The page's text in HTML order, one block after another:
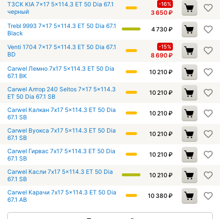
ТЗСК KIA 7x17 5x114.3 ET 50 Dia 67.1
черный
-16%
3 650₽
Trebl 9993 7x17 5x114.3 ET 50 Dia 67.1
Black
4 730 ₽
Venti 1704 7x17 5x114.3 ET 50 Dia 67.1
BD
-15%
8 690₽
Carwel Лемно 7x17 5x114.3 ET 50 Dia
67.1 BK
10 210 ₽
Carwel Алтор 240 Seltos 7x17 5x114.3
ET 50 Dia 67.1 SB
10 210 ₽
Carwel Калкан 7x17 5x114.3 ET 50 Dia
67.1 SB
10 210 ₽
Carwel Вуокса 7x17 5x114.3 ET 50 Dia
67.1 SB
10 210 ₽
Carwel Гирвас 7x17 5x114.3 ET 50 Dia
67.1 SB
10 210 ₽
Carwel Касли 7x17 5x114.3 ET 50 Dia
67.1 SB
10 210 ₽
Carwel Карачи 7x17 5x114.3 ET 50 Dia
67.1 AB
10 380 ₽